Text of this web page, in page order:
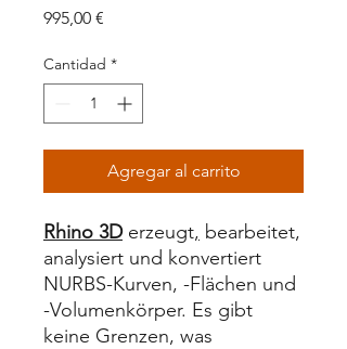
995,00 €
Cantidad *
Agregar al carrito
Rhino 3Derzeugt, bearbeitet,
analysiert und konvertiert
NURBS-Kurven, -Flächen und
-Volumenkörper. Es gibt
keine Grenzen, was